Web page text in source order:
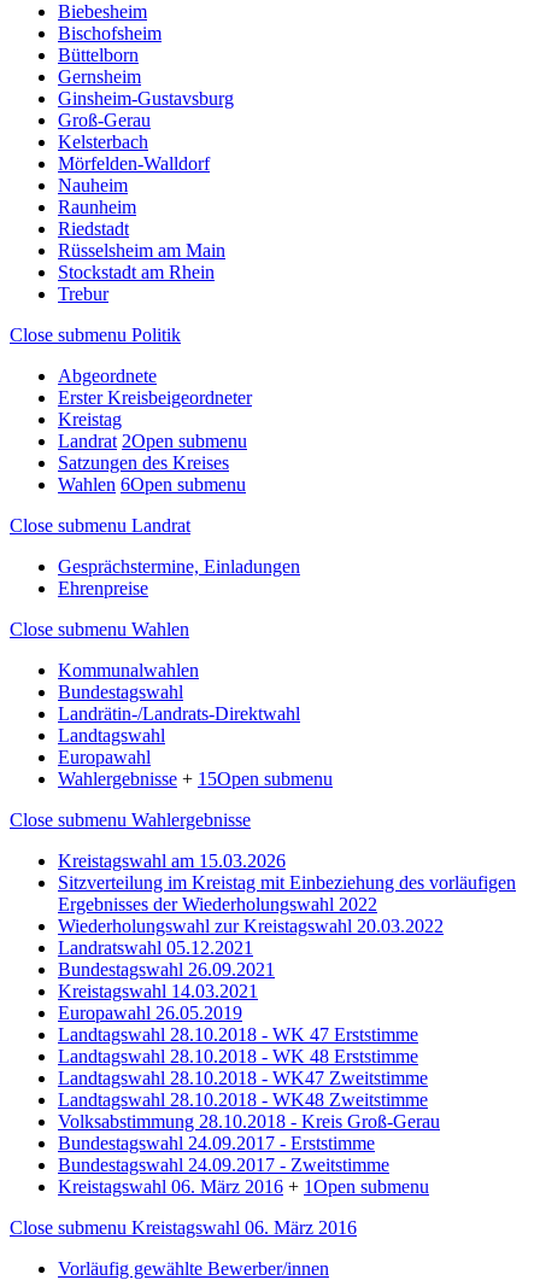
Biebesheim
Bischofsheim
Büttelborn
Gernsheim
Ginsheim-Gustavsburg
Groß-Gerau
Kelsterbach
Mörfelden-Walldorf
Nauheim
Raunheim
Riedstadt
Rüsselsheim am Main
Stockstadt am Rhein
Trebur
Close submenu Politik
Abgeordnete
Erster Kreisbeigeordneter
Kreistag
Landrat 2Open submenu
Satzungen des Kreises
Wahlen 6Open submenu
Close submenu Landrat
Gesprächstermine, Einladungen
Ehrenpreise
Close submenu Wahlen
Kommunalwahlen
Bundestagswahl
Landrätin-/Landrats-Direktwahl
Landtagswahl
Europawahl
Wahlergebnisse + 15Open submenu
Close submenu Wahlergebnisse
Kreistagswahl am 15.03.2026
Sitzverteilung im Kreistag mit Einbeziehung des vorläufigen
Ergebnisses der Wiederholungswahl 2022
Wiederholungswahl zur Kreistagswahl 20.03.2022
Landratswahl 05.12.2021
Bundestagswahl 26.09.2021
Kreistagswahl 14.03.2021
Europawahl 26.05.2019
Landtagswahl 28.10.2018 - WK 47 Erststimme
Landtagswahl 28.10.2018 - WK 48 Erststimme
Landtagswahl 28.10.2018 - WK47 Zweitstimme
Landtagswahl 28.10.2018 - WK48 Zweitstimme
Volksabstimmung 28.10.2018 - Kreis Groß-Gerau
Bundestagswahl 24.09.2017 - Erststimme
Bundestagswahl 24.09.2017 - Zweitstimme
Kreistagswahl 06. März 2016 + 1Open submenu
Close submenu Kreistagswahl 06. März 2016
Vorläufig gewählte Bewerber/innen